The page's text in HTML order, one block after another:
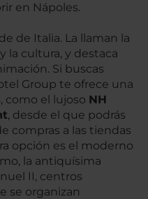
en Nápoles.
de Italia. La llaman la
la cultura, y destaca
Si buscas
Group te ofrece una
como el lujoso NH
, desde el que podrás
compras a las tiendas
opción es el moderno
la antiquísima
II, centros
se organizan